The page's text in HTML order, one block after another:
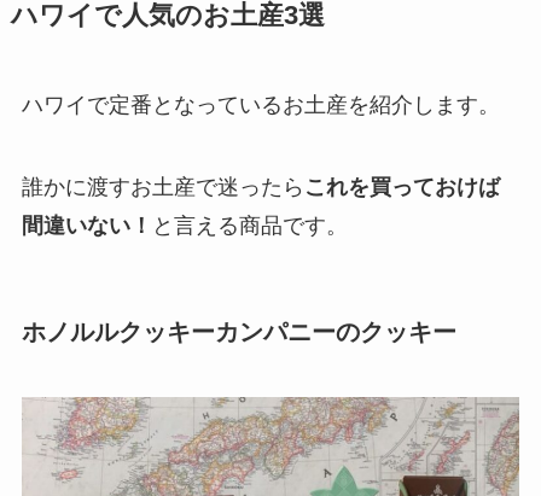
ハワイで人気のお土産3選
ハワイで定番となっているお土産を紹介します。
誰かに渡すお土産で迷ったら これを買っておけば
間違いない！ と言える商品です。
ホノルルクッキーカンパニーのクッキー